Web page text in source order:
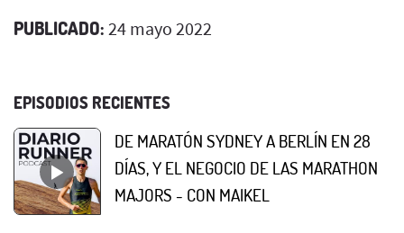
PUBLICADO: 24 mayo 2022
EPISODIOS RECIENTES
DE MARATÓN SYDNEY A BERLÍN EN 28
DÍAS, Y EL NEGOCIO DE LAS MARATHON
MAJORS - CON MAIKEL